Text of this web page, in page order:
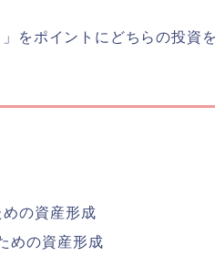
をポイントにどちらの投資
の資産形成
めの資産形成